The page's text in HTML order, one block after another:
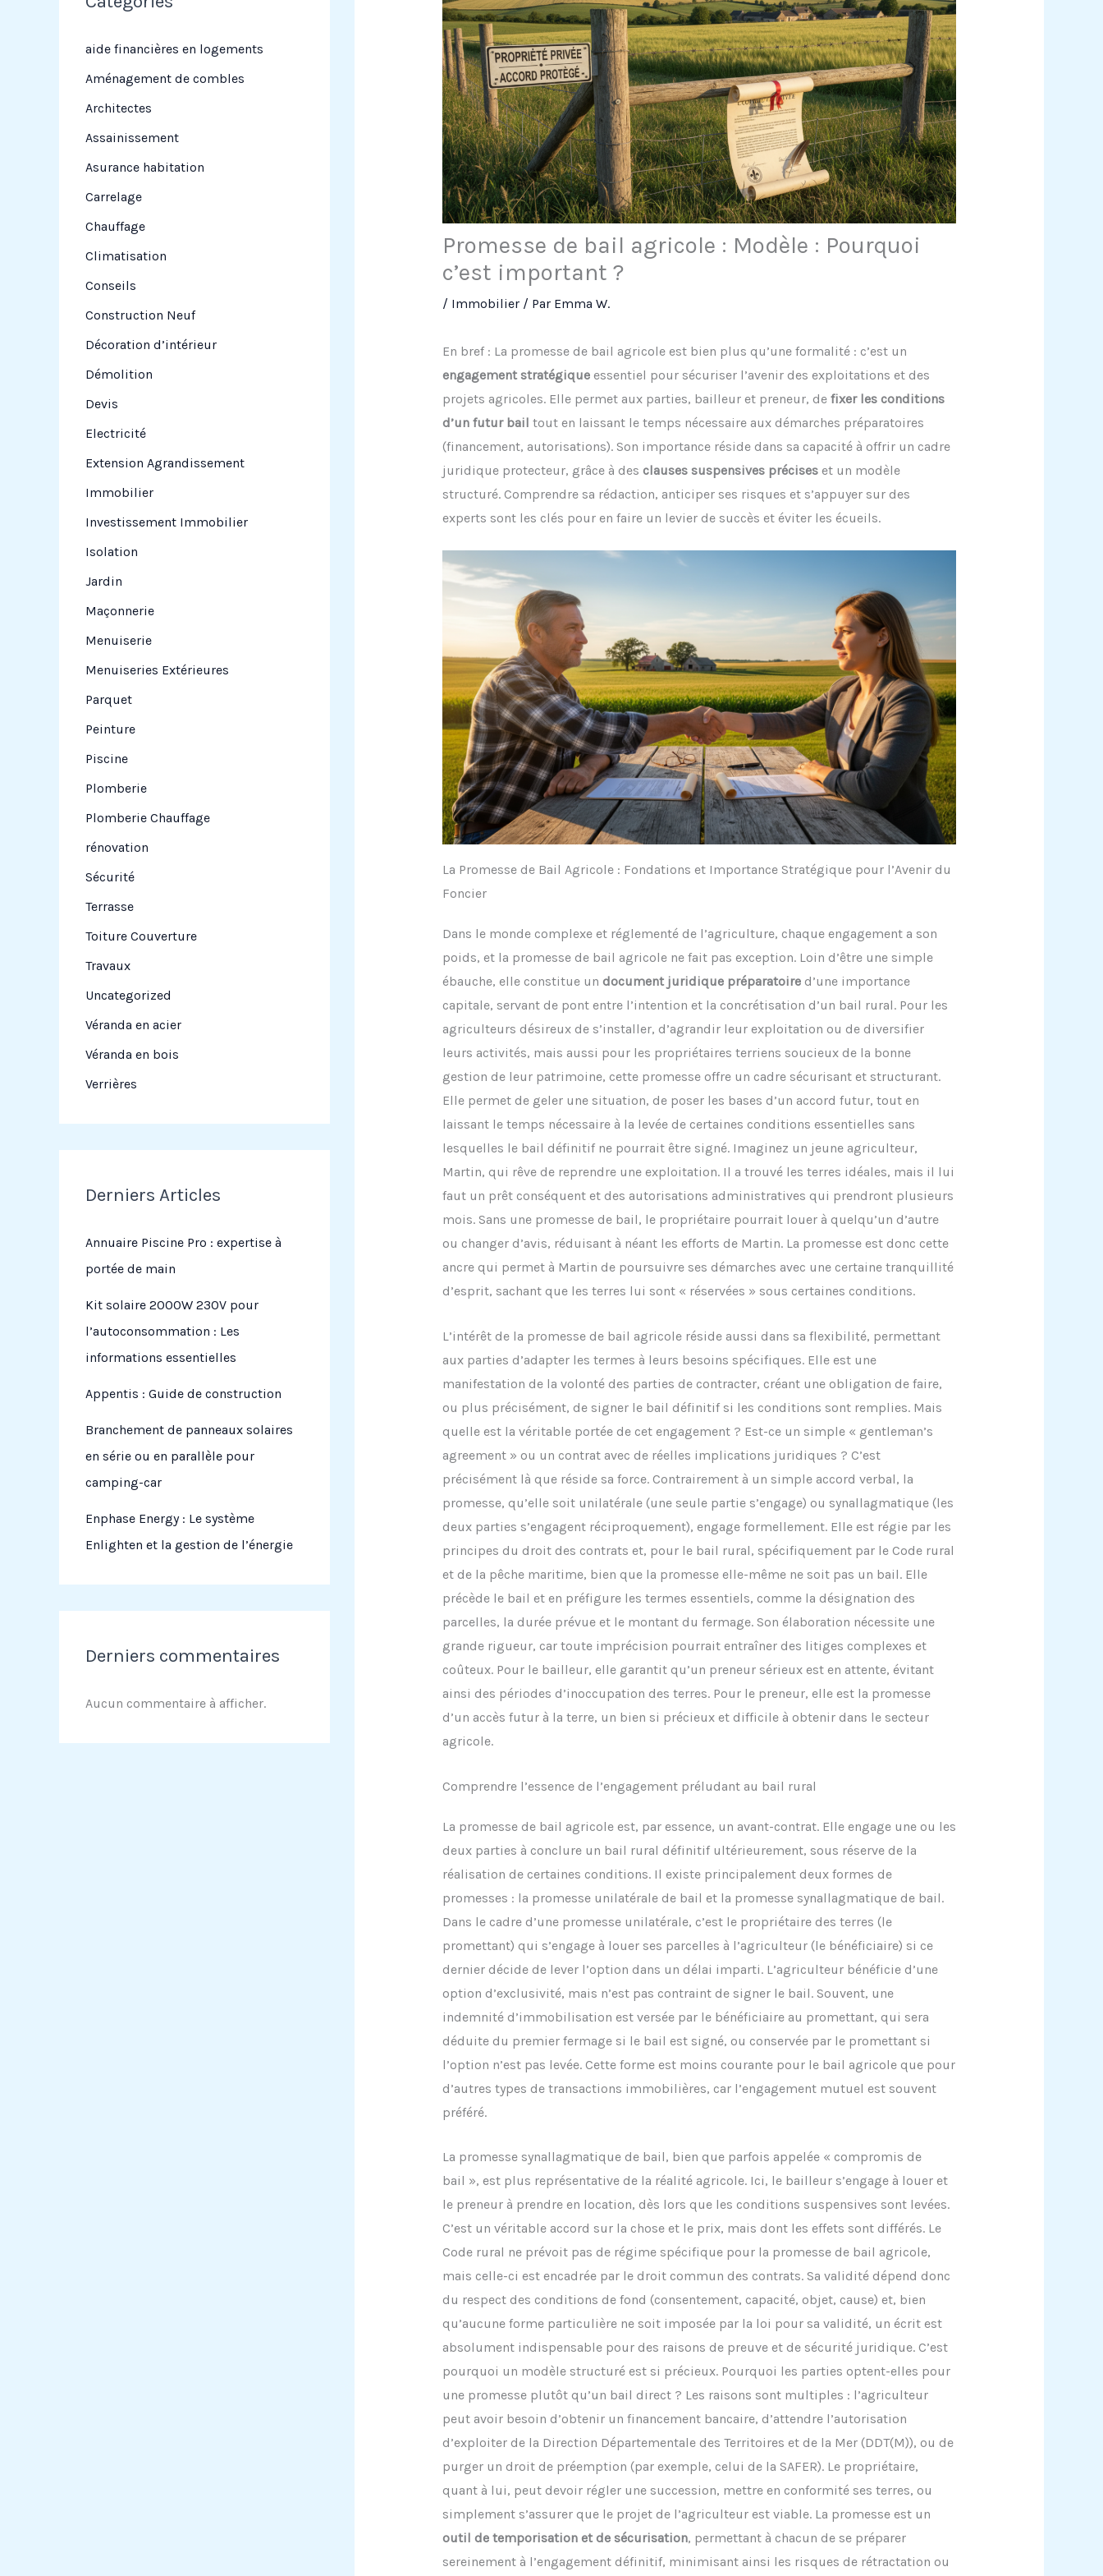
r
r
:
aide financières en logements
Aménagement de combles
Architectes
Assainissement
Asurance habitation
Carrelage
Chauffage
Climatisation
Conseils
Construction Neuf
Décoration d’intérieur
Démolition
Devis
Electricité
Extension Agrandissement
Immobilier
Investissement Immobilier
Isolation
Jardin
Maçonnerie
Menuiserie
Menuiseries Extérieures
Parquet
Peinture
Piscine
Plomberie
Plomberie Chauffage
rénovation
Sécurité
Terrasse
Toiture Couverture
Travaux
Uncategorized
Véranda en acier
Véranda en bois
Verrières
Derniers Articles
Annuaire Piscine Pro : expertise à
portée de main
Kit solaire 2000W 230V pour
l’autoconsommation : Les
informations essentielles
Appentis : Guide de construction
Branchement de panneaux solaires
en série ou en parallèle pour
camping-car
Enphase Energy : Le système
Enlighten et la gestion de l’énergie
Derniers commentaires
Aucun commentaire à afficher.
Promesse de bail agricole : Modèle : Pourquoi
c’est important ?
/ Immobilier/ Par Emma W.
En bref : La promesse de bail agricole est bien plus qu’une formalité : c’est un
engagement stratégiqueessentiel pour sécuriser l’avenir des exploitations et des
projets agricoles. Elle permet aux parties, bailleur et preneur, de fixer les conditions
d’un futur bail tout en laissant le temps nécessaire aux démarches préparatoires
(financement, autorisations). Son importance réside dans sa capacité à offrir un cadre
juridique protecteur, grâce à des clauses suspensives préciseset un modèle
structuré. Comprendre sa rédaction, anticiper ses risques et s’appuyer sur des
experts sont les clés pour en faire un levier de succès et éviter les écueils.
La Promesse de Bail Agricole : Fondations et Importance Stratégique pour l’Avenir du
Foncier
Dans le monde complexe et réglementé de l’agriculture, chaque engagement a son
poids, et la promesse de bail agricole ne fait pas exception. Loin d’être une simple
ébauche, elle constitue un document juridique préparatoired’une importance
capitale, servant de pont entre l’intention et la concrétisation d’un bail rural. Pour les
agriculteurs désireux de s’installer, d’agrandir leur exploitation ou de diversifier
leurs activités, mais aussi pour les propriétaires terriens soucieux de la bonne
gestion de leur patrimoine, cette promesse offre un cadre sécurisant et structurant.
Elle permet de geler une situation, de poser les bases d’un accord futur, tout en
laissant le temps nécessaire à la levée de certaines conditions essentielles sans
lesquelles le bail définitif ne pourrait être signé. Imaginez un jeune agriculteur,
Martin, qui rêve de reprendre une exploitation. Il a trouvé les terres idéales, mais il lui
faut un prêt conséquent et des autorisations administratives qui prendront plusieurs
mois. Sans une promesse de bail, le propriétaire pourrait louer à quelqu’un d’autre
ou changer d’avis, réduisant à néant les efforts de Martin. La promesse est donc cette
ancre qui permet à Martin de poursuivre ses démarches avec une certaine tranquillité
d’esprit, sachant que les terres lui sont « réservées » sous certaines conditions.
L’intérêt de la promesse de bail agricole réside aussi dans sa flexibilité, permettant
aux parties d’adapter les termes à leurs besoins spécifiques. Elle est une
manifestation de la volonté des parties de contracter, créant une obligation de faire,
ou plus précisément, de signer le bail définitif si les conditions sont remplies. Mais
quelle est la véritable portée de cet engagement ? Est-ce un simple « gentleman’s
agreement » ou un contrat avec de réelles implications juridiques ? C’est
précisément là que réside sa force. Contrairement à un simple accord verbal, la
promesse, qu’elle soit unilatérale (une seule partie s’engage) ou synallagmatique (les
deux parties s’engagent réciproquement), engage formellement. Elle est régie par les
principes du droit des contrats et, pour le bail rural, spécifiquement par le Code rural
et de la pêche maritime, bien que la promesse elle-même ne soit pas un bail. Elle
précède le bail et en préfigure les termes essentiels, comme la désignation des
parcelles, la durée prévue et le montant du fermage. Son élaboration nécessite une
grande rigueur, car toute imprécision pourrait entraîner des litiges complexes et
coûteux. Pour le bailleur, elle garantit qu’un preneur sérieux est en attente, évitant
ainsi des périodes d’inoccupation des terres. Pour le preneur, elle est la promesse
d’un accès futur à la terre, un bien si précieux et difficile à obtenir dans le secteur
agricole.
Comprendre l’essence de l’engagement préludant au bail rural
La promesse de bail agricole est, par essence, un avant-contrat. Elle engage une ou les
deux parties à conclure un bail rural définitif ultérieurement, sous réserve de la
réalisation de certaines conditions. Il existe principalement deux formes de
promesses : la promesse unilatérale de bail et la promesse synallagmatique de bail.
Dans le cadre d’une promesse unilatérale, c’est le propriétaire des terres (le
promettant) qui s’engage à louer ses parcelles à l’agriculteur (le bénéficiaire) si ce
dernier décide de lever l’option dans un délai imparti. L’agriculteur bénéficie d’une
option d’exclusivité, mais n’est pas contraint de signer le bail. Souvent, une
indemnité d’immobilisation est versée par le bénéficiaire au promettant, qui sera
déduite du premier fermage si le bail est signé, ou conservée par le promettant si
l’option n’est pas levée. Cette forme est moins courante pour le bail agricole que pour
d’autres types de transactions immobilières, car l’engagement mutuel est souvent
préféré.
La promesse synallagmatique de bail, bien que parfois appelée « compromis de
bail », est plus représentative de la réalité agricole. Ici, le bailleur s’engage à louer et
le preneur à prendre en location, dès lors que les conditions suspensives sont levées.
C’est un véritable accord sur la chose et le prix, mais dont les effets sont différés. Le
Code rural ne prévoit pas de régime spécifique pour la promesse de bail agricole,
mais celle-ci est encadrée par le droit commun des contrats. Sa validité dépend donc
du respect des conditions de fond (consentement, capacité, objet, cause) et, bien
qu’aucune forme particulière ne soit imposée par la loi pour sa validité, un écrit est
absolument indispensable pour des raisons de preuve et de sécurité juridique. C’est
pourquoi un modèle structuré est si précieux. Pourquoi les parties optent-elles pour
une promesse plutôt qu’un bail direct ? Les raisons sont multiples : l’agriculteur
peut avoir besoin d’obtenir un financement bancaire, d’attendre l’autorisation
d’exploiter de la Direction Départementale des Territoires et de la Mer (DDT(M)), ou de
purger un droit de préemption (par exemple, celui de la SAFER). Le propriétaire,
quant à lui, peut devoir régler une succession, mettre en conformité ses terres, ou
simplement s’assurer que le projet de l’agriculteur est viable. La promesse est un
outil de temporisation et de sécurisation, permettant à chacun de se préparer
sereinement à l’engagement définitif, minimisant ainsi les risques de rétractation ou